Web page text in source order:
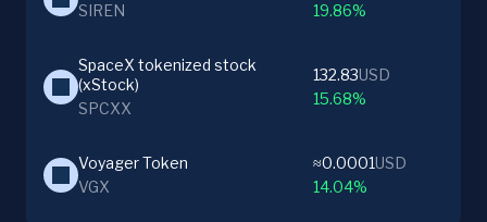
SIREN
19.86%
SpaceX tokenized stock
(xStock)
SPCXX
132.83USD
15.68%
Voyager Token
VGX
≈0.0001USD
14.04%